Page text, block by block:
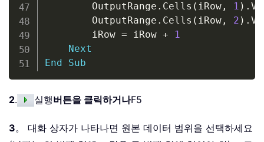
        OutputRange
. Cells ( iRow, 1 ) .
        OutputRange
. Cells ( iRow, 2 ) .
        iRow
= iRow +
1
Next
End
Sub
2. 실행버튼을 클릭하거나F5
3。 대화 상자가 나타나면 원본 데이터 범위을 선택하세요